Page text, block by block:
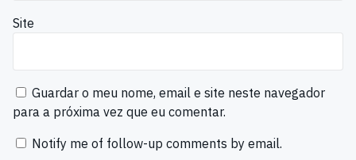
Site
Guardar o meu nome, email e site neste navegador
para a próxima vez que eu comentar.
Notify me of follow-up comments by email.